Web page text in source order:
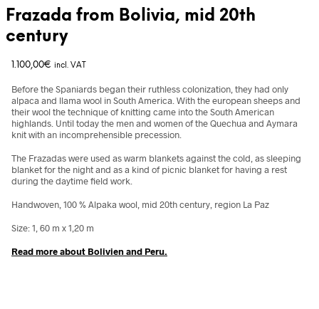
Frazada from Bolivia, mid 20th
century
1.100,00€ incl. VAT
Before the Spaniards began their ruthless colonization, they had only
alpaca and llama wool in South America. With the european sheeps and
their wool the technique of knitting came into the South American
highlands. Until today the men and women of the Quechua and Aymara
knit with an incomprehensible precession.
The Frazadas were used as warm blankets against the cold, as sleeping
blanket for the night and as a kind of picnic blanket for having a rest
during the daytime field work.
Handwoven, 100 % Alpaka wool, mid 20th century, region La Paz
Size: 1, 60 m x 1,20 m
Read more about Bolivien and Peru.